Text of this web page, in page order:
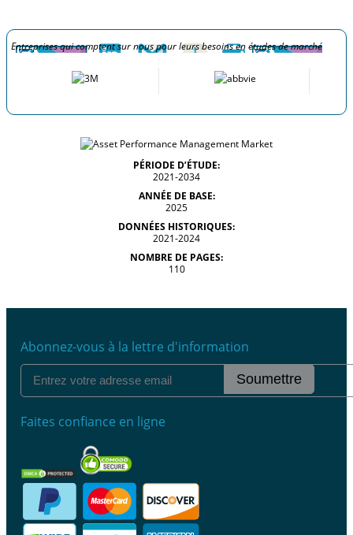
Entreprises qui comptent sur nous pour leurs besoins en études de marché
PÉRIODE D’ÉTUDE:
2021-2034
ANNÉE DE BASE:
2025
DONNÉES HISTORIQUES:
2021-2024
NOMBRE DE PAGES:
110
Abonnez-vous à la lettre d'information
Soumettre
Faites confiance en ligne